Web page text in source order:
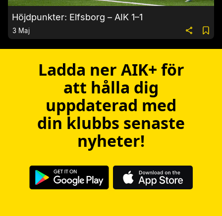
Höjdpunkter: Elfsborg – AIK 1–1
3 Maj
Ladda ner AIK+ för
att hålla dig
uppdaterad med
din klubbs senaste
nyheter!